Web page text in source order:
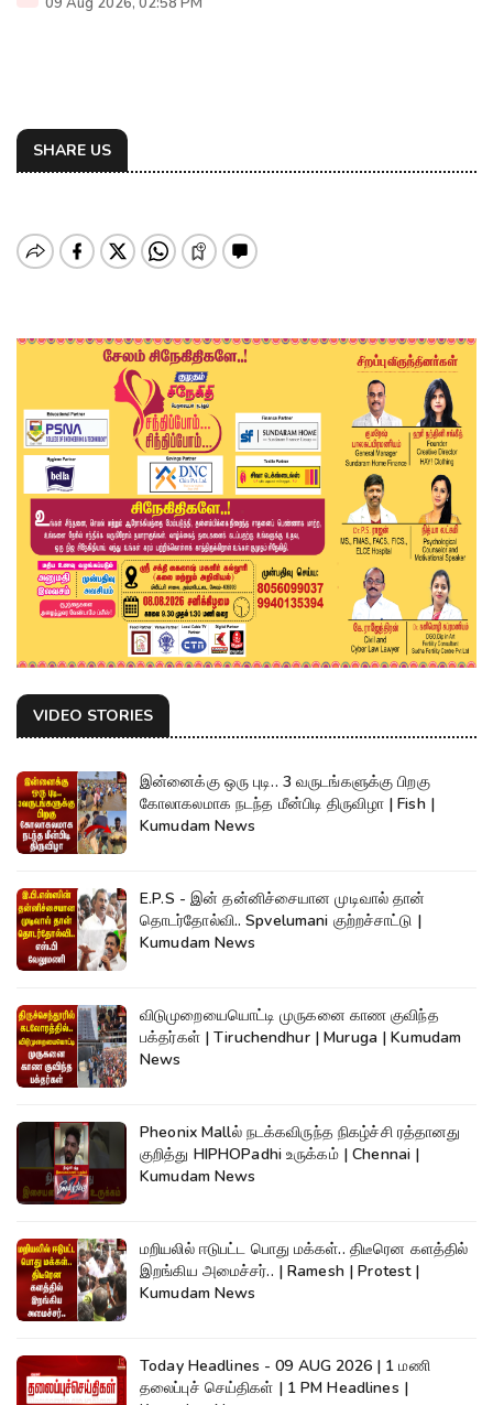
SHARE US
VIDEO STORIES
இன்னைக்கு ஒரு புடி.. 3 வருடங்களுக்கு பிறகு
கோலாகலமாக நடந்த மீன்பிடி திருவிழா | Fish |
Kumudam News
E.P.S - இன் தன்னிச்சையான முடிவால் தான்
தொடர்தோல்வி.. Spvelumani குற்றச்சாட்டு |
Kumudam News
விடுமுறையையொட்டி முருகனை காண குவிந்த
பக்தர்கள் | Tiruchendhur | Muruga | Kumudam
News
Pheonix Mallல் நடக்கவிருந்த நிகழ்ச்சி ரத்தானது
குறித்து HIPHOPadhi உருக்கம் | Chennai |
Kumudam News
மறியலில் ஈடுபட்ட பொது மக்கள்.. திடீரென களத்தில்
இறங்கிய அமைச்சர்.. | Ramesh | Protest |
Kumudam News
Today Headlines - 09 AUG 2026 | 1 மணி
தலைப்புச் செய்திகள் | 1 PM Headlines |